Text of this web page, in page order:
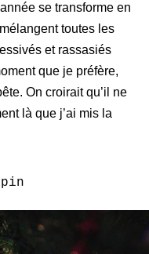
se transforme en
toutes les
et rassasiés
que je préfère,
On croirait qu’il ne
là que j’ai mis la